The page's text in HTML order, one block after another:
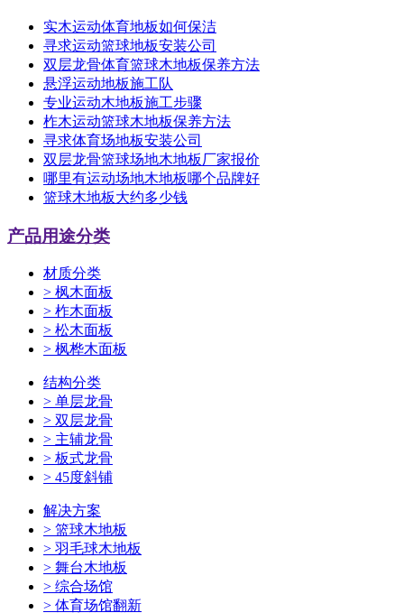
实木运动体育地板如何保洁
寻求运动篮球地板安装公司
双层龙骨体育篮球木地板保养方法
悬浮运动地板施工队
专业运动木地板施工步骤
柞木运动篮球木地板保养方法
寻求体育场地板安装公司
双层龙骨篮球场地木地板厂家报价
哪里有运动场地木地板哪个品牌好
篮球木地板大约多少钱
产品用途分类
材质分类
> 枫木面板
> 柞木面板
> 松木面板
> 枫桦木面板
结构分类
> 单层龙骨
> 双层龙骨
> 主辅龙骨
> 板式龙骨
> 45度斜铺
解决方案
> 篮球木地板
> 羽毛球木地板
> 舞台木地板
> 综合场馆
> 体育场馆翻新